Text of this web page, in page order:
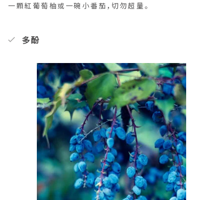
一顆紅葡萄柚或一碗小番茄，切勿超量。
多酚